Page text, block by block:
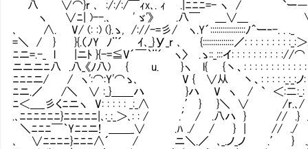
八 ∨⌒}r ､ :/:/:/￣ｨx､. ｨ .|ﾆﾆﾆ=- ヽ / `ー
ヽ ∨ﾆ| )--.､ ' ゞ'》 .八￣ ＿∨＿
､ ∧. V/ (: :) (}.ゝ, /://-=彡/ ヽ.Y´:::::::::::::::::ﾉ＾ー‐-.
=＼ / } }{.（ﾉY ﾉ¨´ ｲ､_}У_r ､ {:::::::::::::::／: : : : : : : : :_:
ﾆニ=.-_ l |ニﾄ }{-=≦V´￣｀¨´ ヽ〉 .ゝ::_:::イ: : : : : : : : : ://
ニニニﾆ八 .八_《ﾉ八) { u. }ヽ l{ {丶、: : : : : : : : : : : :
ﾆﾆﾆニ/ / ヽ':⌒:Y'⌒ゝ､ V { ∨从 丶、: : : : :_:_:ノ: :
ﾆニ.／ /＼ ∨ :_}＿＿ハ }ハ V ヽ / ` ＜:二:_: :
ﾆ＜＿_彡くﾆニヽ V: : : : : _:_∧ .′ } }＼ ∨ /r.､/
.､ﾆﾆﾆﾆﾆﾆ}ﾆﾆﾆﾆﾆ|､:_:_＞､: : / .′ / .八ハ } //
＼ﾆﾆﾆ￣｀Yﾆﾆニ! ＿＿_∨ .ﾊ ./ / } | //
､ ∨ﾆﾆﾆﾆ}ﾆﾆﾆ∧´ / ニ＼.／ ､_.ノ_ノ .′ }